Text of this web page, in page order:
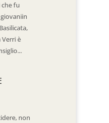
fu
Verri è
non